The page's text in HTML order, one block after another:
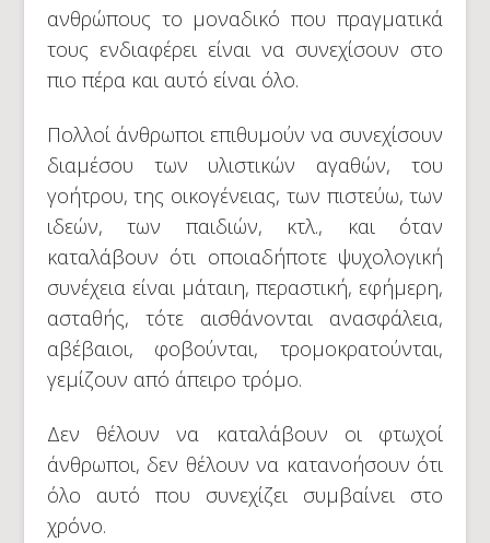
ανθρώπους το μοναδικό που πραγματικά
τους ενδιαφέρει είναι να συνεχίσουν στο
πιο πέρα και αυτό είναι όλο.
Πολλοί άνθρωποι επιθυμούν να συνεχίσουν
διαμέσου των υλιστικών αγαθών, του
γοήτρου, της οικογένειας, των πιστεύω, των
ιδεών, των παιδιών, κτλ., και όταν
καταλάβουν ότι οποιαδήποτε ψυχολογική
συνέχεια είναι μάταιη, περαστική, εφήμερη,
ασταθής, τότε αισθάνονται ανασφάλεια,
αβέβαιοι, φοβούνται, τρομοκρατούνται,
γεμίζουν από άπειρο τρόμο.
Δεν θέλουν να καταλάβουν οι φτωχοί
άνθρωποι, δεν θέλουν να κατανοήσουν ότι
όλο αυτό που συνεχίζει συμβαίνει στο
χρόνο.